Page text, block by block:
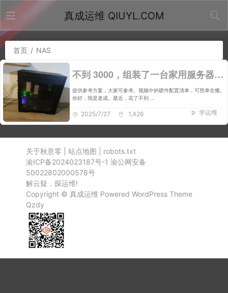
真成运维 QIUYL.COM
首页 / NAS
不到 3000，组装了一台家用服务器！！
提供参考方案，大家可参考。视频中的硬件配置清单，可照单全搬。
你好，我是老成。最近，花了不到 …
学运维
2025/7/27 1,426
关于秋意零 站点地图
robots.txt
渝ICP备2024023187号-1 渝公网安备
50022802000578号
解云疑，探运维!
Copyright © 真成运维 Powered WordPressTheme
Qzdy